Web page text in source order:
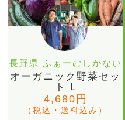
長野県 ふぁーむしかない
オーガニック野菜セッ
ト L
4,680円
（税込・送料込み）